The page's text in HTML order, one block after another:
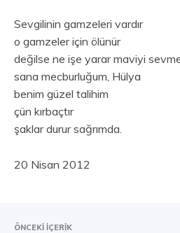
Sevgilinin gamzeleri vardır
o gamzeler için ölünür
değilse ne işe yarar maviyi
sana mecburluğum, Hülya
benim güzel talihim
çün kırbaçtır
şaklar durur sağrımda.
20 Nisan 2012
ÖNCEKI İÇERIK